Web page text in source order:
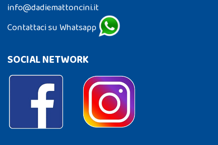
info@dadiemattoncini.it
Contattaci su Whatsapp
SOCIAL NETWORK